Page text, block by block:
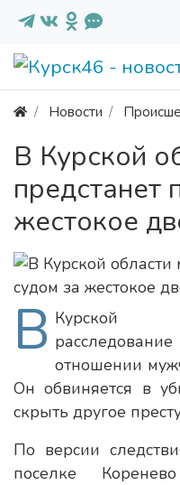
Новости
В Курской
предстанет
жестокое
В Курской
отношении
Он обвиняется в
скрыть другое
По версии
поселке